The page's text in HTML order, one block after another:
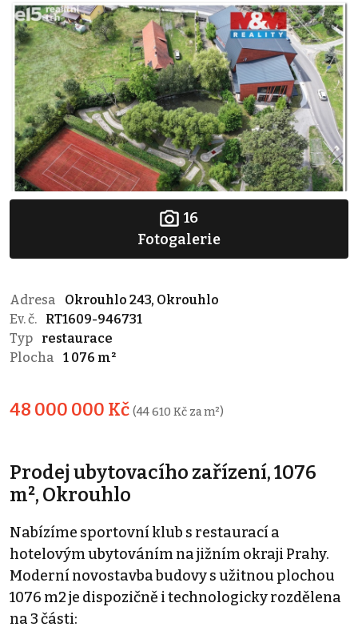
16
Fotogalerie
Adresa
Okrouhlo 243, Okrouhlo
Ev. č.
RT1609-946731
Typ
restaurace
Plocha
1 076 m²
48 000 000 Kč (44 610 Kč za m²)
Prodej ubytovacího zařízení, 1076
m², Okrouhlo
Nabízíme sportovní klub s restaurací a
hotelovým ubytováním na jižním okraji Prahy.
Moderní novostavba budovy s užitnou plochou
1076 m2 je dispozičně i technologicky rozdělena
na 3 části: